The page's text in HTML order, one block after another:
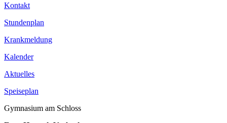
Kontakt
Stundenplan
Krankmeldung
Kalender
Aktuelles
Speiseplan
Gymnasium am Schloss